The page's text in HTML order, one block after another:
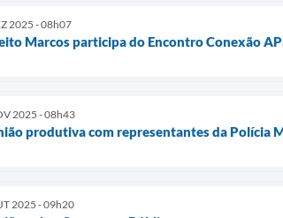
2025 - 08h07
Marcos participa do Encontro Conexão
2025 - 08h43
produtiva com representantes da Polícia
2025 - 09h20